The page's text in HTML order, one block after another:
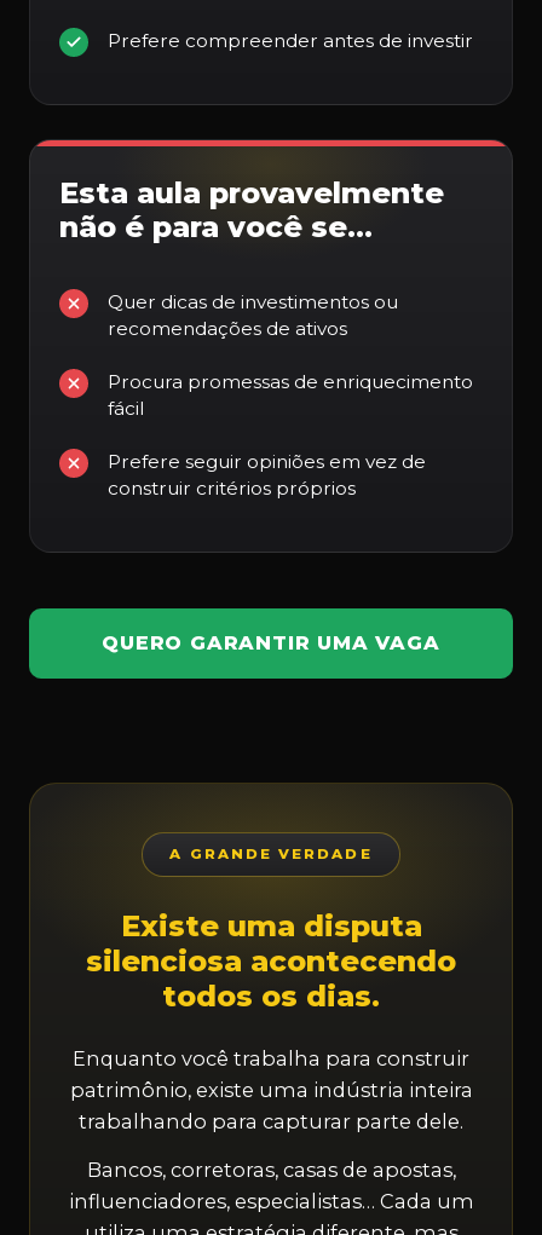
Prefere compreender antes de investir
Esta aula provavelmente
não é para você se…
Quer dicas de investimentos ou
recomendações de ativos
Procura promessas de enriquecimento
fácil
Prefere seguir opiniões em vez de
construir critérios próprios
QUERO GARANTIR UMA VAGA
A GRANDE VERDADE
Existe uma disputa
silenciosa acontecendo
todos os dias.
Enquanto você trabalha para construir
patrimônio, existe uma indústria inteira
trabalhando para capturar parte dele.
Bancos, corretoras, casas de apostas,
influenciadores, especialistas… Cada um